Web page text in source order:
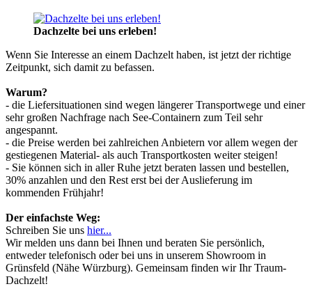
Dachzelte bei uns erleben!
Wenn Sie Interesse an einem Dachzelt haben, ist jetzt der richtige
Zeitpunkt, sich damit zu befassen.
Warum?
- die Liefersituationen sind wegen längerer Transportwege und einer
sehr großen Nachfrage nach See-Containern zum Teil sehr
angespannt.
- die Preise werden bei zahlreichen Anbietern vor allem wegen der
gestiegenen Material- als auch Transportkosten weiter steigen!
- Sie können sich in aller Ruhe jetzt beraten lassen und bestellen,
30% anzahlen und den Rest erst bei der Auslieferung im
kommenden Frühjahr!
Der einfachste Weg:
Schreiben Sie uns hier...
Wir melden uns dann bei Ihnen und beraten Sie persönlich,
entweder telefonisch oder bei uns in unserem Showroom in
Grünsfeld (Nähe Würzburg). Gemeinsam finden wir Ihr Traum-
Dachzelt!